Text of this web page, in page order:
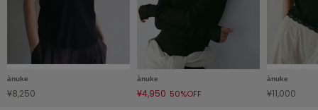
LILY BROWN
リリーブラウン
LILY BROWN Lingerie
リトルユニオン トウキョウ
ànuke
¥8,250
ànuke
¥4,950 50%OFF
ànuke
¥11,000